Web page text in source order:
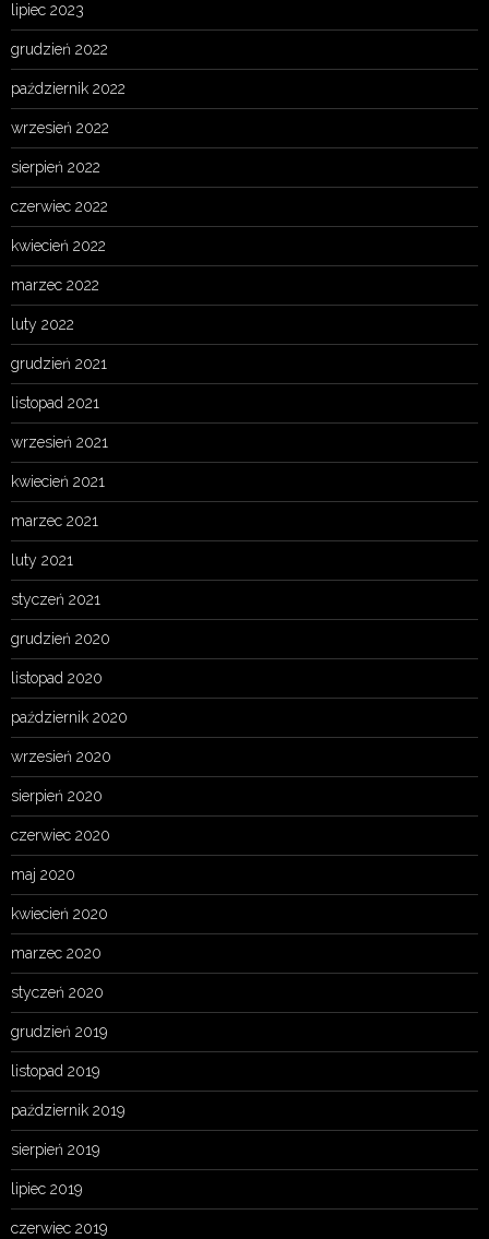
lipiec 2023
grudzień 2022
październik 2022
wrzesień 2022
sierpień 2022
czerwiec 2022
kwiecień 2022
marzec 2022
luty 2022
grudzień 2021
listopad 2021
wrzesień 2021
kwiecień 2021
marzec 2021
luty 2021
styczeń 2021
grudzień 2020
listopad 2020
październik 2020
wrzesień 2020
sierpień 2020
czerwiec 2020
maj 2020
kwiecień 2020
marzec 2020
styczeń 2020
grudzień 2019
listopad 2019
październik 2019
sierpień 2019
lipiec 2019
czerwiec 2019